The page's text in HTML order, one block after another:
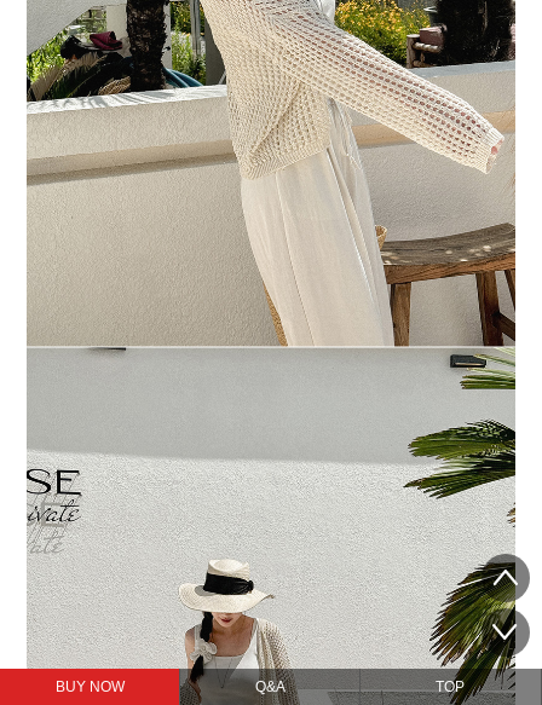
BUY NOW Q&A TOP